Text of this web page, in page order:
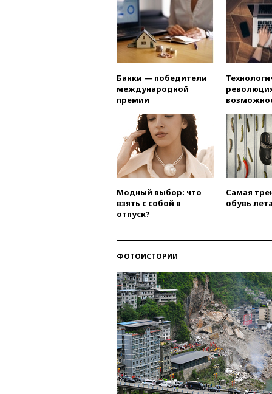
Банки — победители
международной
премии
Модный выбор: что
взять с собой в
отпуск?
Самая
обувь
ФОТОИСТОРИИ